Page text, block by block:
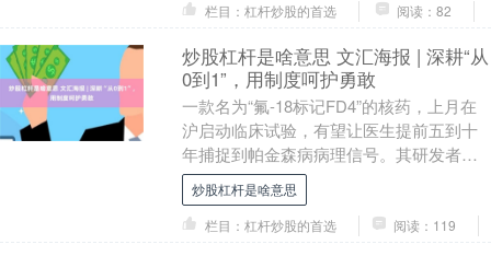
栏目：杠杆炒股的首选
阅读：82
炒股杠杆是啥意思 文汇海报 | 深耕“从
0到1”，用制度呵护勇敢
一款名为“氟-18标记FD4”的核药，上月在
沪启动临床试验，有望让医生提前五到十
年捕捉到帕金森病病理信号。其研发者、
中国科学院生物与化学交叉研究中心研究
员刘聪已....
炒股杠杆是啥意思
栏目：杠杆炒股的首选
阅读：119